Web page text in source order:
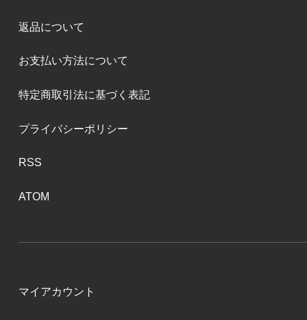
返品について
お支払い方法について
特定商取引法に基づく表記
プライバシーポリシー
RSS
ATOM
マイアカウント